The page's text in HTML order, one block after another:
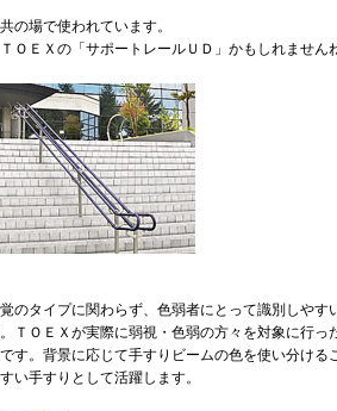
の場で使われています。
ＯＥＸの「サポートレールＵＤ」かもしれませんね
のタイプに関わらず、色弱者にとって識別しやす
ＴＯＥＸが実際に弱視・色弱の方々を対象に行っ
す。背景に応じて手すりビームの色を使い分ける
い手すりとして活躍します。